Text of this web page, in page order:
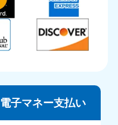
電子マネー支払い